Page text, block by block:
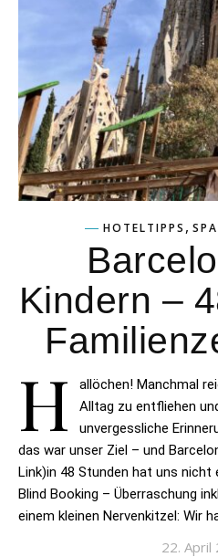
HOTELTIPPS ,
Kindern –
H
allöchen! Manchmal
Alltag zu entfliehen
unvergessliche
das war unser Ziel – und
Link)in 48 Stunden hat uns
Blind Booking – Überraschung
einem kleinen Nervenkitzel: Wir
22. April